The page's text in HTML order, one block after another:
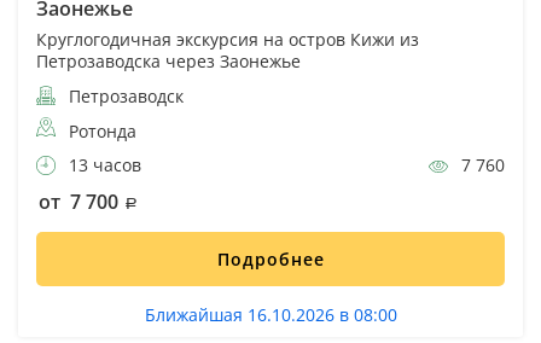
Заонежье
Круглогодичная экскурсия на остров Кижи из
Петрозаводска через Заонежье
Петрозаводск
Ротонда
13 часов
7 760
от 7 700
Подробнее
Ближайшая 16.10.2026 в 08:00